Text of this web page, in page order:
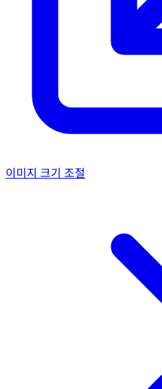
이미지 크기 조절